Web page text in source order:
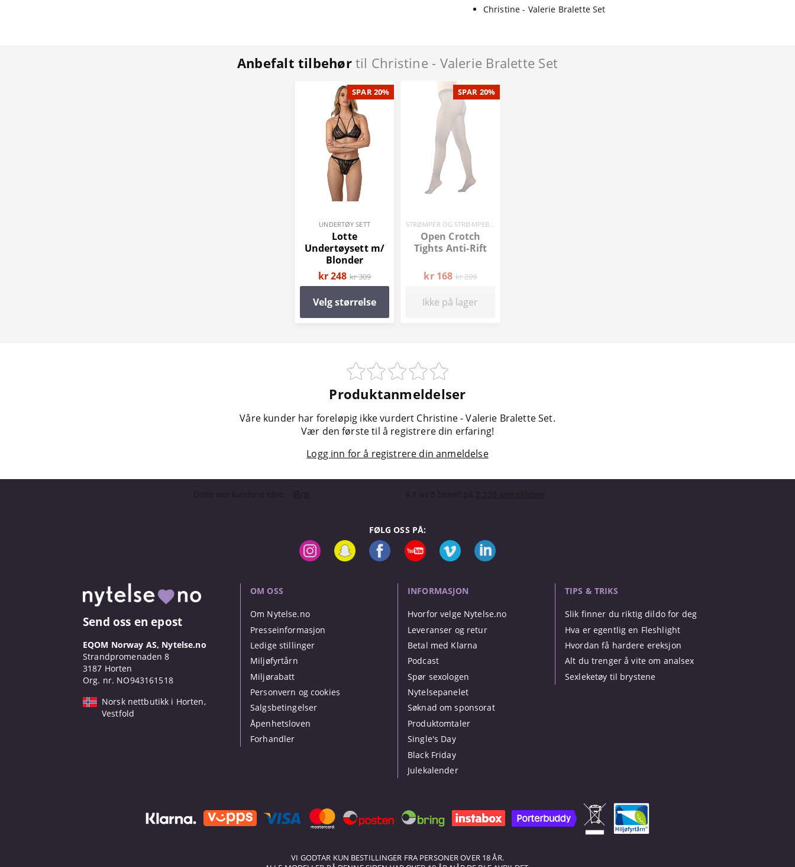
Christine - Valerie Bralette Set
Anbefalt tilbehørtil Christine - Valerie Bralette Set
SPAR 20%
UNDERTØY SETT
Lotte
Undertøysett m/
Blonder
kr 248 kr 309
Velg størrelse
SPAR 20%
Open Crotch
Tights Anti-Rift
kr 168 kr 209
Ikke på lager
Produktanmeldelser
Våre kunder har foreløpig ikke vurdert Christine - Valerie Bralette Set.
Vær den første til å registrere din erfaring!
Logg inn for å registrere din anmeldelse
FØLG OSS PÅ:
Send oss en epost
EQOM Norway AS, Nytelse.no
Strandpromenaden 8
3187 Horten
Org. nr. NO943161518
Norsk nettbutikk i Horten,
Vestfold
OM OSS
Om Nytelse.no
Presseinformasjon
Ledige stillinger
Miljøfyrtårn
Miljørabatt
Personvern og cookies
Salgsbetingelser
Åpenhetsloven
Forhandler
INFORMASJON
Hvorfor velge Nytelse.no
Leveranser og retur
Betal med Klarna
Podcast
Spør sexologen
Nytelsepanelet
Søknad om sponsorat
Produktomtaler
Single's Day
Black Friday
Julekalender
TIPS & TRIKS
Slik finner du riktig dildo for deg
Hva er egentlig en Fleshlight
Hvordan få hardere ereksjon
Alt du trenger å vite om analsex
Sexleketøy til brystene
VI GODTAR KUN BESTILLINGER FRA PERSONER OVER 18 ÅR.